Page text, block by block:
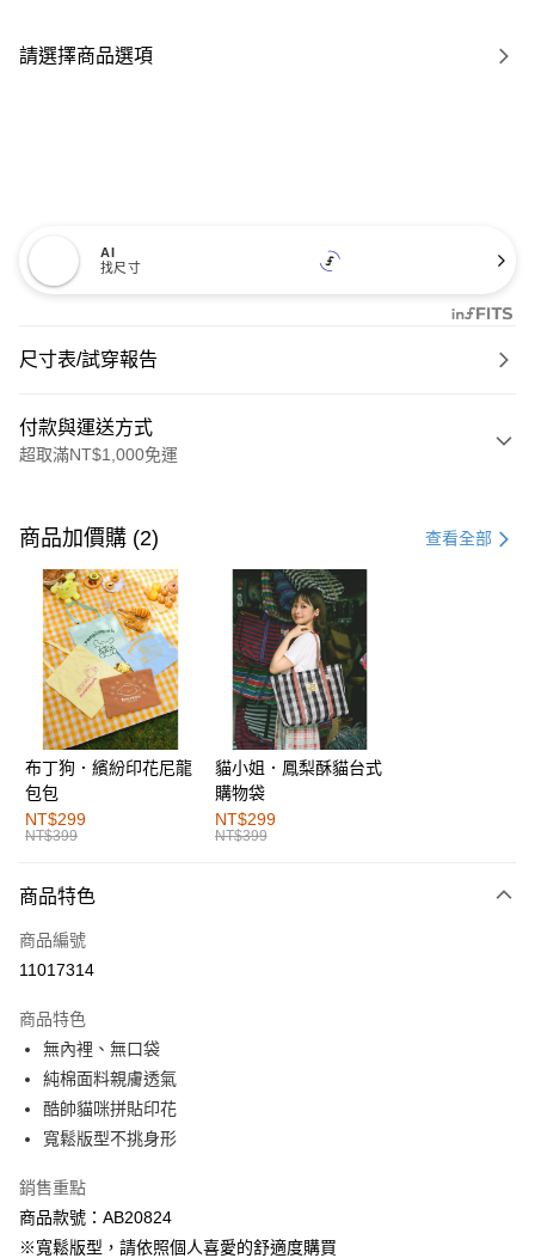
請選擇商品選項
AI
找尺寸
尺寸表/試穿報告
付款與運送方式
超取滿NT$1,000免運
信用卡一次付款
購物金
超商取貨付款
LINE Pay
街口支付
運送方式
全家取貨付款
每筆NT$60，滿NT$1,000(含以上)免運費
付款後全家取貨
萊爾富取貨付款
付款後萊爾富取貨
每筆NT$60，滿NT$1,000(含以上)免運費
7-11取貨付款
每筆NT$60，滿NT$1,000(含以上)免運費
付款後7-11取貨
每筆NT$60，滿NT$1,000(含以上)免運費
商品加價購 (2) 查看全部
布丁狗．繽紛印花尼龍
包包
NT$299
NT$399
貓小姐．鳳梨酥貓台式
購物袋
NT$299
NT$399
商品特色
商品編號
11017314
商品特色
無內裡、無口袋
純棉面料親膚透氣
酷帥貓咪拼貼印花
寬鬆版型不挑身形
銷售重點
商品款號：AB20824
※寬鬆版型，請依照個人喜愛的舒適度購買